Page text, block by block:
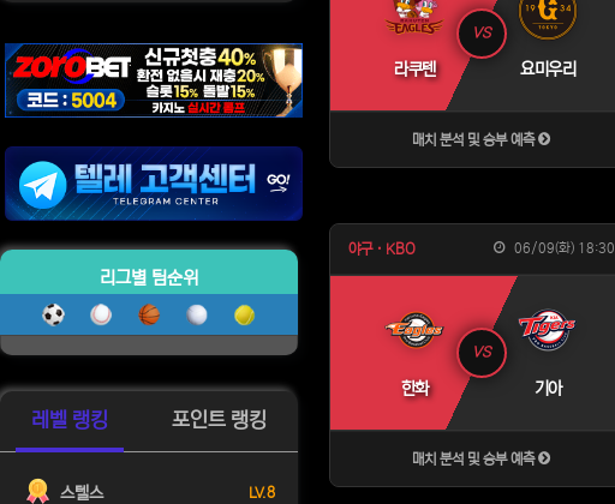
라쿠텐
VS
요미우리
매치 분석 및 승부 예측
야구 · KBO 06/09(화) 18:30
한화
VS
기아
매치 분석 및 승부 예측
위젯설정에서 이미지 등록
위젯설정에서 이미지 등록
리그별 팀순위
레벨 랭킹 포인트 랭킹
스텔스 LV. 8